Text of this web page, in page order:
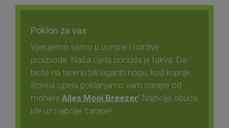
Poklon za vas
Vjerujemo samo u izvrsne i održive
proizvode. Naša cijela ponuda je takva. Da
biste na terenu bili laganih nogu, kod kupnje
Boreal cipela poklanjamo vam čarape od
mohera Alles Mooi Breezer! Najbolja obuća
ide uz najbolje čarape!